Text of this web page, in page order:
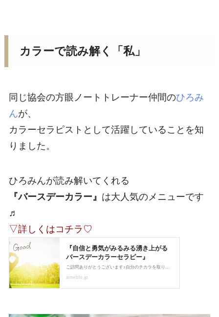
カラーで読み解く「私」
同じ協会の方眼ノートトレーナー仲間のひろみ
んが、
カラーセラピストとして活躍していることを知
りました。
ひろみんが読み解いてくれる
『バースデーカラー』 は大人気のメニューです
♬
▽詳しくはコチラ♡